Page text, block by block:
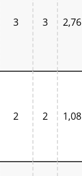
3 3 2,76
2 2 1,08